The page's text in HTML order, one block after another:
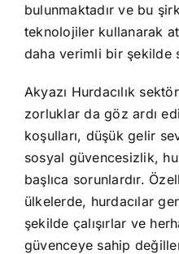
bulunmaktadır ve bu
teknolojiler kullanarak
daha verimli bir şekilde
Akyazı Hurdacılık
zorluklar da göz ardı
koşulları, düşük gelir
sosyal güvencesizlik,
başlıca sorunlardır.
ülkelerde, hurdacılar
şekilde çalışırlar ve
güvenceye sahip